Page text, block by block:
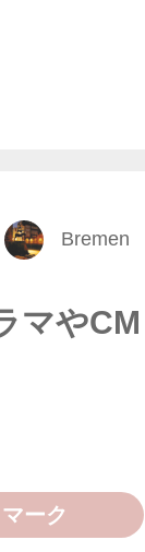
Bremen
マやCM
ーク